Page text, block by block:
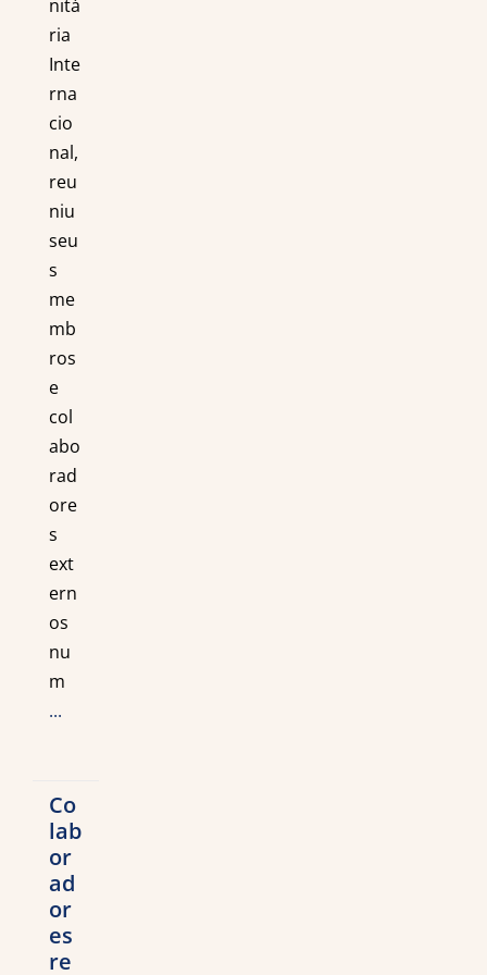
nitá
ria
Inte
rna
cio
nal,
reu
niu
seu
s
me
mb
ros
e
col
abo
rad
ore
s
ext
ern
os
nu
m
...
Co
lab
or
ad
or
es
re